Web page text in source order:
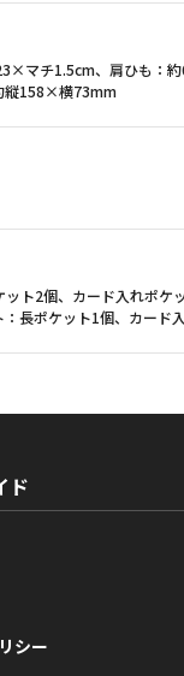
マチ1.5cm、肩ひも：
縦158×横73mm
ット2個、カード入れポケ
：長ポケット1個、カード
ド
シー